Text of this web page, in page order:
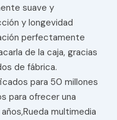
suave y
y longevidad
perfectamente
de la caja, gracias
de fábrica.
para 50 millones
para ofrecer una
multimedia